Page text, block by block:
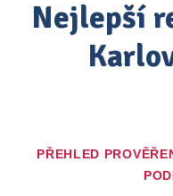
Nejlepší
PŘEHLED